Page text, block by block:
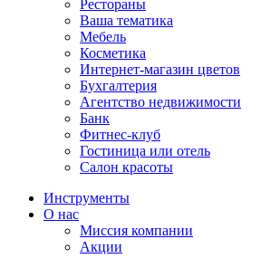
Рестораны
Ваша тематика
Мебель
Косметика
Интернет-магазин цветов
Бухгалтерия
Агентство недвижимости
Банк
Фитнес-клуб
Гостиница или отель
Салон красоты
Инструменты
О нас
Миссия компании
Акции